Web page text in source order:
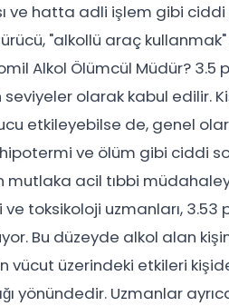
ve hatta adli işlem gibi ciddi
"alkollü araç
Alkol Ölümcül Müdür? 3.5
olarak kabul edilir.
etkileyebilse de, genel
ve ölüm gibi ciddi
mutlaka acil tıbbi
toksikoloji uzmanları, 3.53
Bu düzeyde alkol alan
üzerindeki etkileri
yönündedir. Uzmanlar